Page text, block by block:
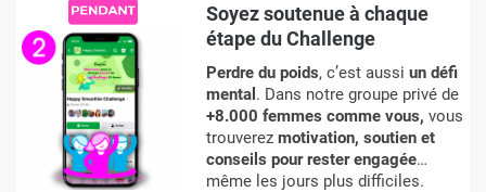
Soyez soutenue à chaque
étape du Challenge
Perdre du poids, c’est aussi un défi
mental . Dans notre groupe privé de
+8.000 femmes comme vous, vous
trouverez motivation, soutien et
conseils pour rester engagée…
même les jours plus difficiles.